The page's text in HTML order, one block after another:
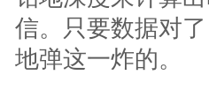
信。只要数据对
地弹这一炸的。